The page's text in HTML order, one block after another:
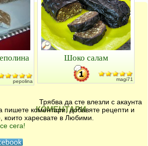
pepolina
Шоко салам
magi71
КОМЕНТАРИ
Трябва да сте влезли с акаунта
пишете коментари, добавяте рецепти и
които харесвате в Любими.
сега!